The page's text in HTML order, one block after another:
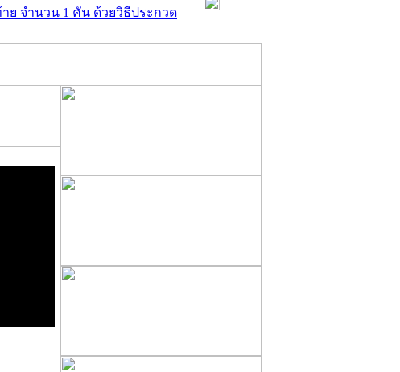
ย จำนวน 1 คัน ด้วยวิธีประกวด